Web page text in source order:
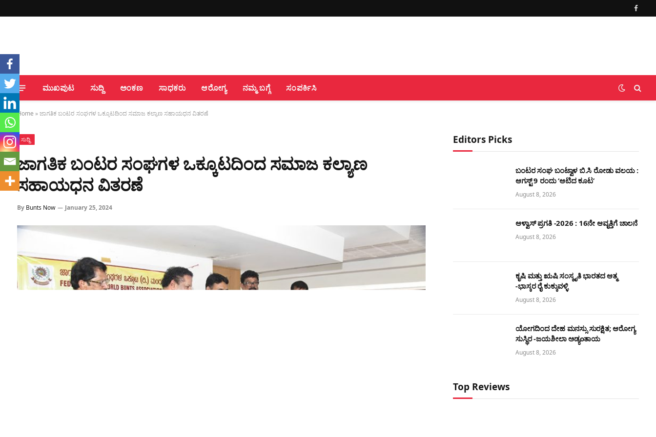
ಮುಖಪುಟ ಸುದ್ದಿ ಅಂಕಣ ಸಾಧಕರು ಆರೋಗ್ಯ ನಮ್ಮ ಬಗ್ಗೆ ಸಂಪರ್ಕಿಸಿ
Home » ಜಾಗತಿಕ ಬಂಟರ ಸಂಘಗಳ ಒಕ್ಕೂಟದಿಂದ ಸಮಾಜ ಕಲ್ಯಾಣ ಸಹಾಯಧನ ವಿತರಣೆ
ಸುದ್ದಿ
ಜಾಗತಿಕ ಬಂಟರ ಸಂಘಗಳ ಒಕ್ಕೂಟದಿಂದ ಸಮಾಜ ಕಲ್ಯಾಣ
ಸಹಾಯಧನ ವಿತರಣೆ
By Bunts Now January 25, 2024
Editors Picks
ಬಂಟರ ಸಂಘ ಬಂಟ್ವಾಳ ಬಿ.ಸಿ ರೋಡು ವಲಯ :
ಆಗಸ್ಟ್ 9 ರಂದು ‘ಆಟಿದ ಕೂಟ’
August 8, 2026
ಆಳ್ವಾಸ್ ಪ್ರಗತಿ -2026 : 16ನೇ ಆವೃತ್ತಿಗೆ ಚಾಲನೆ
August 8, 2026
ಕೃಷಿ ಮತ್ತು ಋಷಿ ಸಂಸ್ಕೃತಿ ಭಾರತದ ಆತ್ಮ -ಭಾಸ್ಕರ
ರೈ ಕುಕ್ಕುವಳ್ಳಿ
August 8, 2026
ಯೋಗದಿಂದ ದೇಹ ಮನಸ್ಸು ಸುರಕ್ಷಿತ; ಆರೋಗ್ಯ
ಸುಸ್ಥಿರ -ಜಯಶೀಲಾ ಅಡ್ಯoತಾಯ
August 8, 2026
Top Reviews